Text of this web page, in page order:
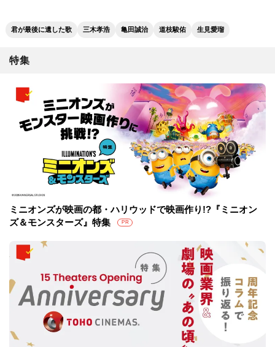
君が最後に遺した歌 三木孝浩 亀田誠治 道枝駿佑 生見愛瑠
特集
ミニオンズが映画の都・ハリウッドで映画作り!?『ミニオン
ズ＆モンスターズ』特集
PR